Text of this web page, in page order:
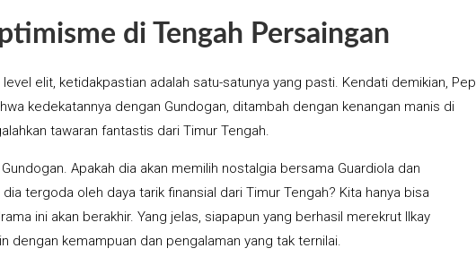
di Tengah Persaingan
elit, ketidakpastian adalah satu-satunya yang pasti. Kendati demikian, Pep
kedekatannya dengan Gundogan, ditambah dengan kenangan manis di
tawaran fantastis dari Timur Tengah.
Apakah dia akan memilih nostalgia bersama Guardiola dan
tergoda oleh daya tarik finansial dari Timur Tengah? Kita hanya bisa
ini akan berakhir. Yang jelas, siapapun yang berhasil merekrut Ilkay
dengan kemampuan dan pengalaman yang tak ternilai.